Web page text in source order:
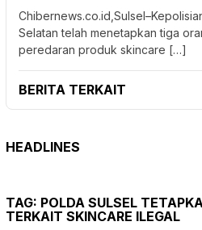
Selatan telah menetapkan tiga
peredaran produk skincare […]
BERITA TERKAIT
HEADLINES
TAG: POLDA SULSEL
TERKAIT SKINCARE ILEGAL